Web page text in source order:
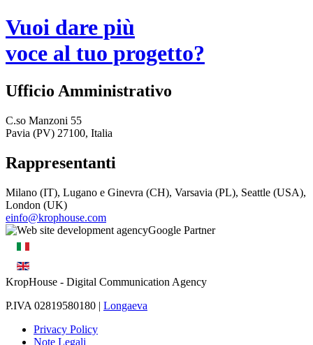
Vuoi dare più
voce al tuo progetto?
Ufficio Amministrativo
C.so Manzoni 55
Pavia (PV) 27100, Italia
Rappresentanti
Milano (IT), Lugano e Ginevra (CH), Varsavia (PL), Seattle (USA),
London (UK)
einfo@krophouse.com
KropHouse - Digital Communication Agency
P.IVA 02819580180 | Longaeva
Privacy Policy
Note Legali